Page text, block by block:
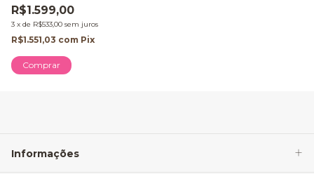
R$1.599,00
3 x de R$533,00 sem juros
R$1.551,03 com Pix
Informações